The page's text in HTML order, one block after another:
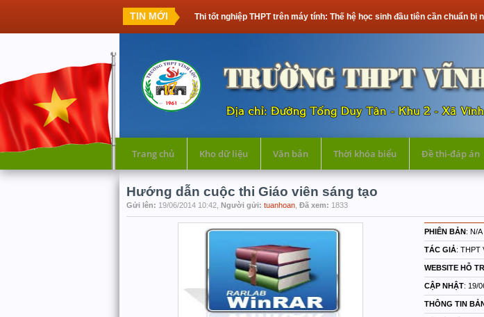
TIN MỚI Thi tốt nghiệp THPT trên máy tính: Thế hệ học sinh đầu tiên cần chuẩn bị
Trang chủ Kho dữ liệu Văn bản Thời khóa biểu Đề thi-đáp án
Hướng dẫn cuộc thi Giáo viên sáng tạo
Gửi lên: 19/06/2014 10:42, Người gửi: tuanhoan Đã xem: 1833
PHIÊN BẢN: N/A
TÁC GIẢ: THPT
WEBSITE HỖ
CẬP NHẬT: 19/
THÔNG TIN